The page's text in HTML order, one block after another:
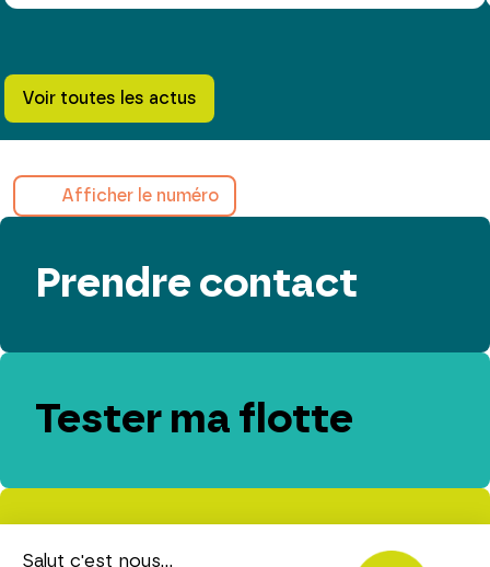
Voir toutes les actus
Afficher le numéro
Prendre contact
Tester ma flotte
Evaluer mes